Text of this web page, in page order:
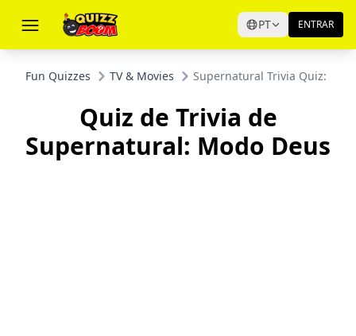
PT ENTRAR
Fun Quizzes TV & Movies Supernatural Trivia Quiz: God
Quiz de Trivia de
Supernatural: Modo Deus